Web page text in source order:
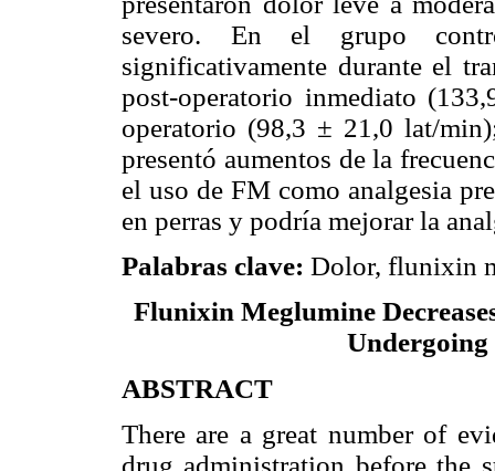
severo. En el grupo
significativamente durante el
post-operatorio inmediato
operatorio (98,3 ± 21,0 lat/
presentó aumentos de la
el uso de FM como analgesia
en perras y podría mejorar la
Palabras clave: Dolor, flunixin
Flunixin Meglumine
ABSTRACT
There are a great number of
drug administration before the